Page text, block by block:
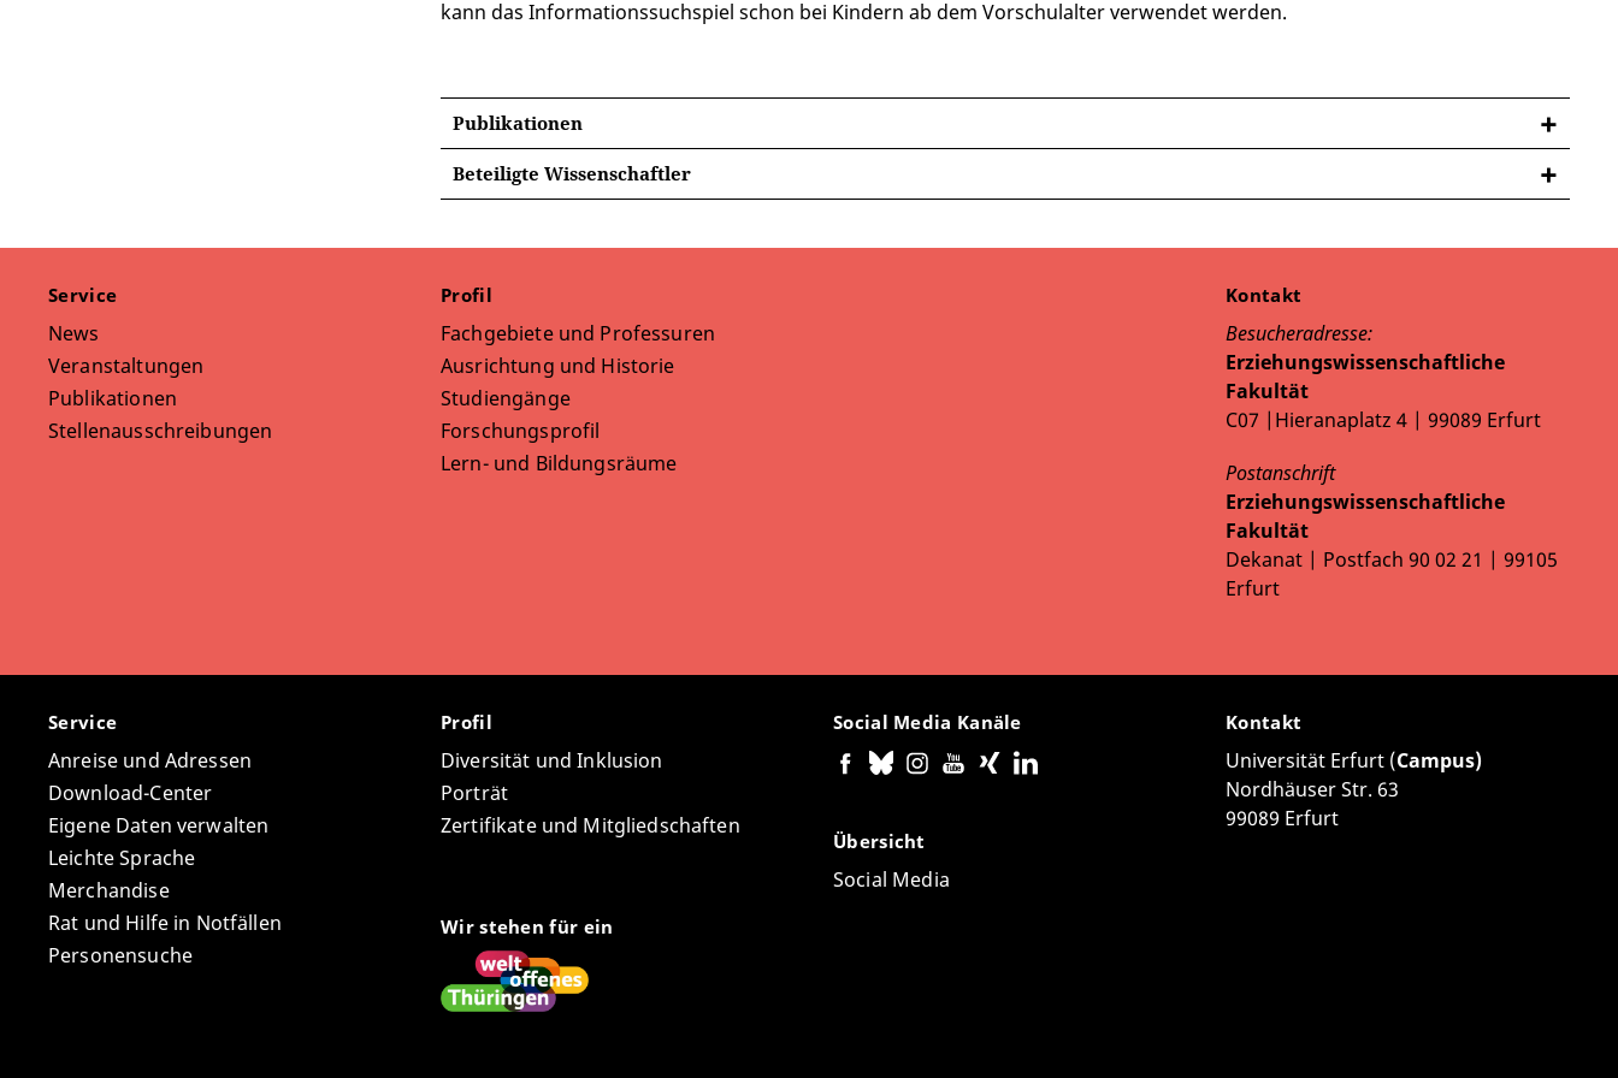
kann das Informationssuchspiel schon bei Kindern ab dem Vorschulalter verwendet werden.
Publikationen
Beteiligte Wissenschaftler
Service
News
Veranstaltungen
Publikationen
Stellenausschreibungen
Profil
Fachgebiete und Professuren
Ausrichtung und Historie
Studiengänge
Forschungsprofil
Lern- und Bildungsräume
Kontakt
Besucheradresse:
Erziehungswissenschaftliche
Fakultät
C07 |Hieranaplatz 4 | 99089 Erfurt
Postanschrift
Erziehungswissenschaftliche
Fakultät
Dekanat | Postfach 90 02 21 | 99105
Erfurt
Service
Anreise und Adressen
Download-Center
Eigene Daten verwalten
Leichte Sprache
Merchandise
Rat und Hilfe in Notfällen
Personensuche
Profil
Diversität und Inklusion
Porträt
Zertifikate und Mitgliedschaften
Wir stehen für ein
Social Media Kanäle
Übersicht
Social Media
Kontakt
Universität Erfurt (Campus)
Nordhäuser Str. 63
99089 Erfurt